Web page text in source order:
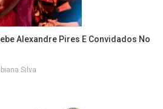
Alexandre Pires E Convidados No
Silva